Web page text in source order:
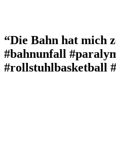
“Die Bahn hat mich
#bahnunfall
#rollstuhlbasketball